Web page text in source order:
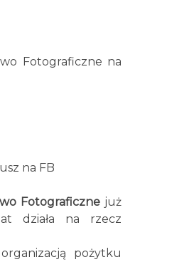
Fotograficzne na
na FB
Fotograficzne już
działa na rzecz
pożytku